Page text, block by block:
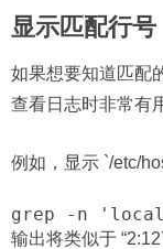
显示匹配行号
如果想要知道匹配
查看日志时非常有
例如，显示 `/etc/
grep -n
输出将类似于